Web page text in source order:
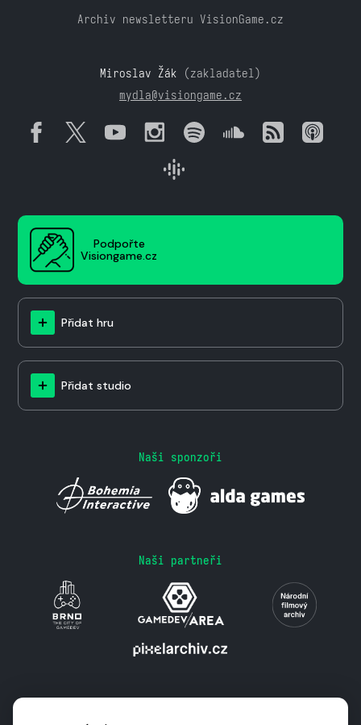
Archiv newsletteru VisionGame.cz
Miroslav Žák (zakladatel)
mydla@visiongame.cz
Podpořte
Visiongame.cz
Přidat hru
Přidat studio
Naši sponzoři
Naši partneři